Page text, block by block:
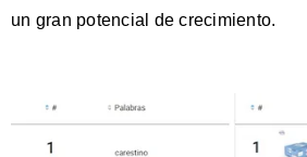
un gran potencial de crecimiento.